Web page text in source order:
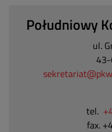
Południowy
ul.
43-
tel.
fax.